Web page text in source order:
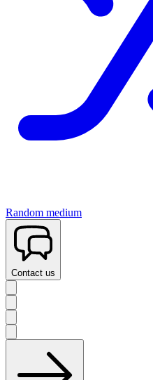
Random medium
Contact us